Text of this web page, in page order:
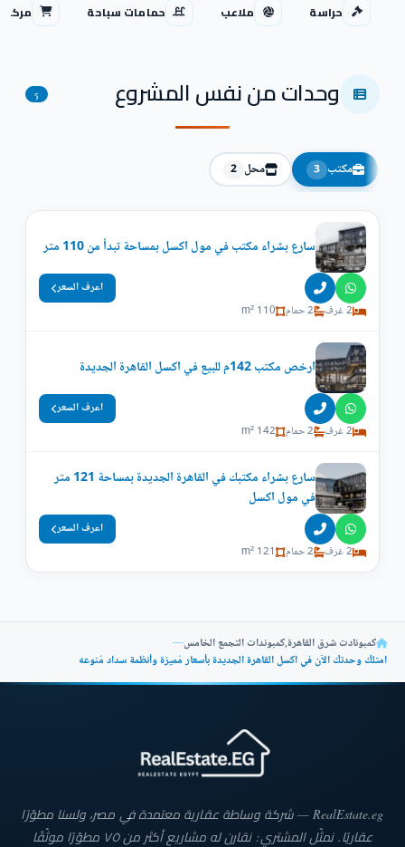
حراسة ملاعب حمامات سباحة مركز
وحدات من نفس المشروع 5
مكتب 3 محل 2
سارع بشراء مكتب في مول اكسل بمساحة تبدأ من 110 متر
2 غرف 2 حمام 110 m²
اعرف السعر
ارخص مكتب 142م للبيع في اكسل القاهرة الجديدة
2 غرف 2 حمام 142 m²
اعرف السعر
سارع بشراء مكتبك في القاهرة الجديدة بمساحة 121 متر
في مول اكسل
2 غرف 2 حمام 121 m²
اعرف السعر
كمبونادت شرق القاهرة,كمبوندات التجمع الخامس—
امتلك وحدتك الآن في اكسل القاهرة الجديدة بأسعار مُميزة وأنظمة سداد مُنوعه
RealEstate.eg — شركة وساطة عقارية معتمدة في مصر، ولسنا مطوّرًا
عقاريًا. نمثّل المشتري: نقارن له مشاريع أكثر من ٧٥ مطوّرًا موثّقًا